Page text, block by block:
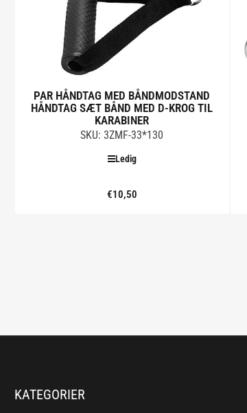
PAR HÅNDTAG MED BÅNDMODSTAND
HÅNDTAG SÆT BÅND MED D-KROG TIL
KARABINER
SKU: 3ZMF-33*130
Ledig
Standard
€10,50
KATEGORIER